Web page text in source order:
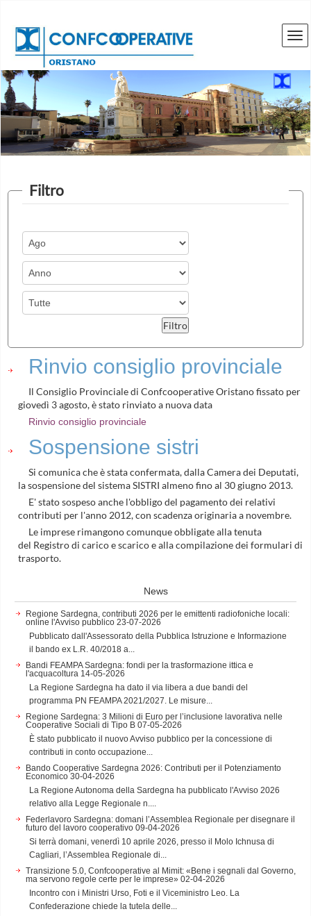
Filtro
Rinvio consiglio provinciale
Il Consiglio Provinciale di Confcooperative Oristano fissato per
giovedì 3 agosto, è stato rinviato a nuova data
Rinvio consiglio provinciale
Sospensione sistri
Si comunica che è stata confermata, dalla Camera dei Deputati,
la sospensione del sistema SISTRI almeno fino al 30 giugno 2013.
E' stato sospeso anche l'obbligo del pagamento dei relativi
contributi per l'anno 2012, con scadenza originaria a novembre.
Le imprese rimangono comunque obbligate alla tenuta
del Registro di carico e scarico e alla compilazione dei formulari di
trasporto.
News
Regione Sardegna, contributi 2026 per le emittenti radiofoniche locali:
online l'Avviso pubblico 23-07-2026
Pubblicato dall'Assessorato della Pubblica Istruzione e Informazione
il bando ex L.R. 40/2018 a...
Bandi FEAMPA Sardegna: fondi per la trasformazione ittica e
l'acquacoltura 14-05-2026
La Regione Sardegna ha dato il via libera a due bandi del
programma PN FEAMPA 2021/2027. Le misure...
Regione Sardegna: 3 Milioni di Euro per l’inclusione lavorativa nelle
Cooperative Sociali di Tipo B 07-05-2026
È stato pubblicato il nuovo Avviso pubblico per la concessione di
contributi in conto occupazione...
Bando Cooperative Sardegna 2026: Contributi per il Potenziamento
Economico 30-04-2026
La Regione Autonoma della Sardegna ha pubblicato l'Avviso 2026
relativo alla Legge Regionale n....
Federlavoro Sardegna: domani l’Assemblea Regionale per disegnare il
futuro del lavoro cooperativo 09-04-2026
Si terrà domani, venerdì 10 aprile 2026, presso il Molo Ichnusa di
Cagliari, l’Assemblea Regionale di...
Transizione 5.0, Confcooperative al Mimit: «Bene i segnali dal Governo,
ma servono regole certe per le imprese» 02-04-2026
Incontro con i Ministri Urso, Foti e il Viceministro Leo. La
Confederazione chiede la tutela delle...